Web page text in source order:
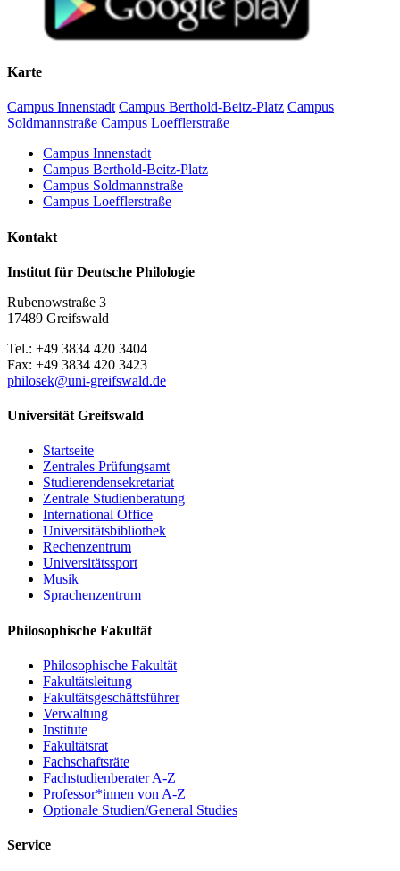
Begrüßung und Einführung
10.40–12.15 Uhr:
Matthias Vollmer (Greifswald): Zur pommerschen
Flurnamenforschung
Katharina Oelze / Friederike Burmann (Greifswald): Das
digitale vorpommersche Flurnamenbuch
Mittagspause
13.00–14.00 Uhr
Martin Lichtwark (Rostock): Digitale Deskribierung des
Initiative
historischen Amtes Eldena in den Akten der akademischen
Präfekturial– und Patronatsverwaltung im Greifswalder
Kaffeepause
Flurnamenforschung
Christoph Schmitt / Holger Meyer (Rostock): Perspektiven
und Potenziale eines digitalen Dienstes für Flurnamen aus
Mecklenburg, Vorpommern und dem nordwestlichen Polen
Resümee, Ausblick
Um Anmeldung per email bis 15. Mai 2017 wird gebeten:
Matthias Vollmer
Karte
Campus Innenstadt Campus Berthold-Beitz-Platz Campus
Soldmannstraße Campus Loefflerstraße
Campus Innenstadt
Campus Berthold-Beitz-Platz
Campus Soldmannstraße
Campus Loefflerstraße
Kontakt
Institut für Deutsche Philologie
Rubenowstraße 3
17489 Greifswald
Tel.: +49 3834 420 3404
Fax: +49 3834 420 3423
philosek@uni-greifswald.de
Universität Greifswald
Startseite
Zentrales Prüfungsamt
Studierendensekretariat
Zentrale Studienberatung
International Office
Universitätsbibliothek
Rechenzentrum
Universitätssport
Musik
Sprachenzentrum
Philosophische Fakultät
Philosophische Fakultät
Fakultätsleitung
Fakultätsgeschäftsführer
Verwaltung
Institute
Fakultätsrat
Fachschaftsräte
Fachstudienberater A-Z
Professor*innen von A-Z
Optionale Studien/General Studies
Service